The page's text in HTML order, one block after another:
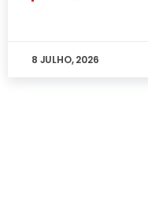
8 JULHO, 2026